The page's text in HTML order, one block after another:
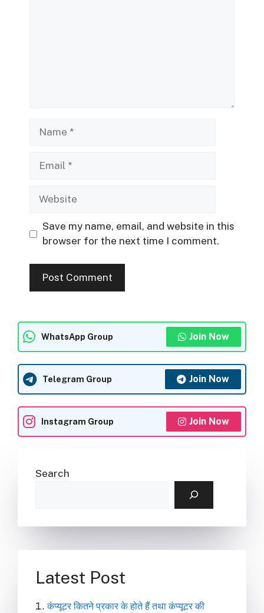
Website
Save my name, email, and website in this
browser for the next time I comment.
WhatsApp Group Join Now
Telegram Group Join Now
Instagram Group Join Now
Search
Latest Post
कंप्यूटर कितने प्रकार के होते हैं तथा कंप्यूटर की